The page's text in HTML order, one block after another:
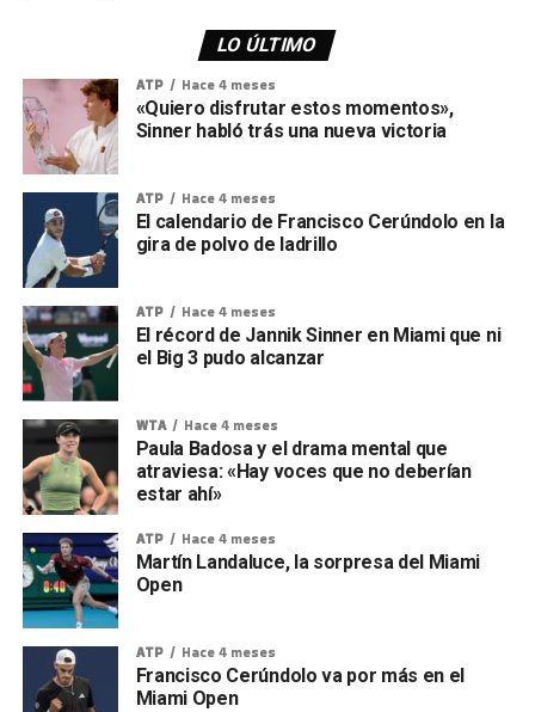
LO ÚLTIMO
ATP Hace 4 meses
«Quiero disfrutar estos momentos»,
Sinner habló trás una nueva victoria
ATP Hace 4 meses
El calendario de Francisco Cerúndolo en la
gira de polvo de ladrillo
ATP Hace 4 meses
El récord de Jannik Sinner en Miami que ni
el Big 3 pudo alcanzar
WTA Hace 4 meses
Paula Badosa y el drama mental que
atraviesa: «Hay voces que no deberían
estar ahí»
ATP Hace 4 meses
Martín Landaluce, la sorpresa del Miami
Open
ATP Hace 4 meses
Francisco Cerúndolo va por más en el
Miami Open